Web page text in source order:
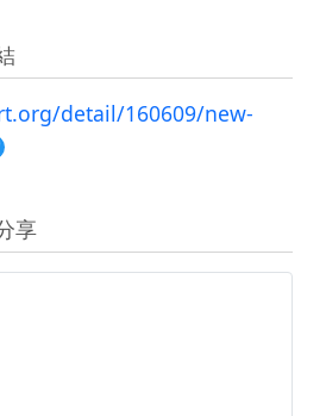
detail/160609/new-
享